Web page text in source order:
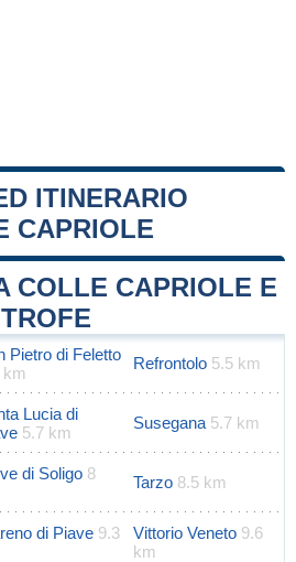
ITINERARIO
CAPRIOLE
|Map data ©OpenStreetMap
COLLE CAPRIOLE E
Pietro di Feletto
km
Refrontolo 5.5 km
Lucia di
5.7 km
Susegana 5.7 km
di Soligo 8
Tarzo 8.5 km
di Piave 9.3
Vittorio Veneto 9.6
km